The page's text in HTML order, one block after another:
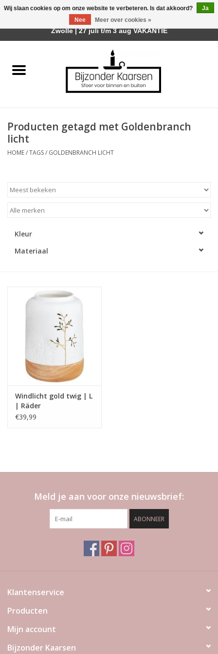
Räder Design Stories
Geurkaarsen
Tafelhaarden
Kaarsenhouders
LED Kaarsen
Relatiegeschenken & Bedankjes
Merken
Producten getagd met Goldenbranch
licht
HOME/TAGS/ GOLDENBRANCH LICHT
Kleur
Materiaal
Windlicht gold twig | L
| Räder
€39,99
Meld je aan voor onze nieuwsbrief:
ABONNEER
Klantenservice
Producten
Mijn account
Bijzonder Kaarsen
Wij slaan cookies op om onze website te verbeteren. Is dat akkoord?
Ja
Nee
Meer over cookies »
Afhalen is mogelijk bij mijn winkel Trotz | Belvederelaan 107
Zwolle | 27 juli t/m 3 aug VAKANTIE